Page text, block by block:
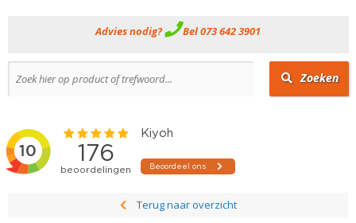
Advies nodig? Bel 073 642 3901
Zoeken
Terug naar overzicht